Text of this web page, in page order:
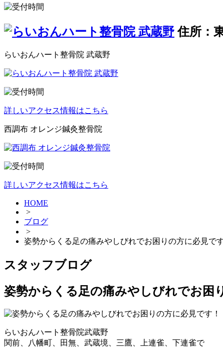
住所：
らいおんハート整骨院 武蔵野
詳しいアクセス情報はこちら
西調布 オレンジ鍼灸整骨院
詳しいアクセス情報はこちら
HOME
>
ブログ
>
姿勢からくる足の痛みやしびれでお困りの方に必見です
スタッフブログ
姿勢からくる足の痛みやしびれでお困
らいおんハート整骨院武蔵野
関前、八幡町、田無、武蔵境、三鷹、上連雀、下連雀で